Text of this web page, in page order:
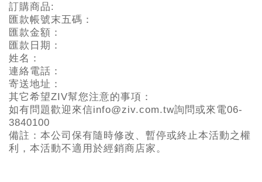
訂購商品:
匯款帳號末五碼：
匯款金額：
匯款日期：
姓名：
連絡電話：
寄送地址：
其它希望ZIV幫您注意的事項：
如有問題歡迎來信info@ziv.com.tw詢問或來電06-
3840100
備註：本公司保有隨時修改、暫停或終止本活動之權
利，本活動不適用於經銷商店家。